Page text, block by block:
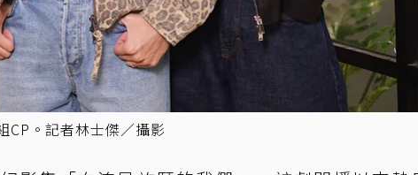
CP。記者林士傑／攝影